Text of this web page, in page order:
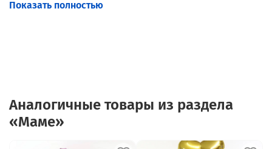
Показать полностью
Аналогичные товары из раздела
«Маме»